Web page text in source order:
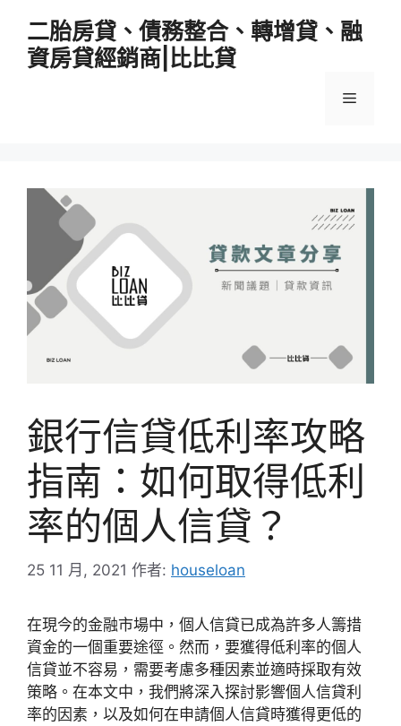
二胎房貸、債務整合、轉增貸、融
資房貸經銷商|比比貸
選
銀行信貸低利率攻略
指南：如何取得低利
率的個人信貸？
25 11 月, 2021 作者: houseloan
在現今的金融市場中，個人信貸已成為許多人籌措
資金的一個重要途徑。然而，要獲得低利率的個人
信貸並不容易，需要考慮多種因素並適時採取有效
策略。在本文中，我們將深入探討影響個人信貸利
率的因素，以及如何在申請個人信貸時獲得更低的